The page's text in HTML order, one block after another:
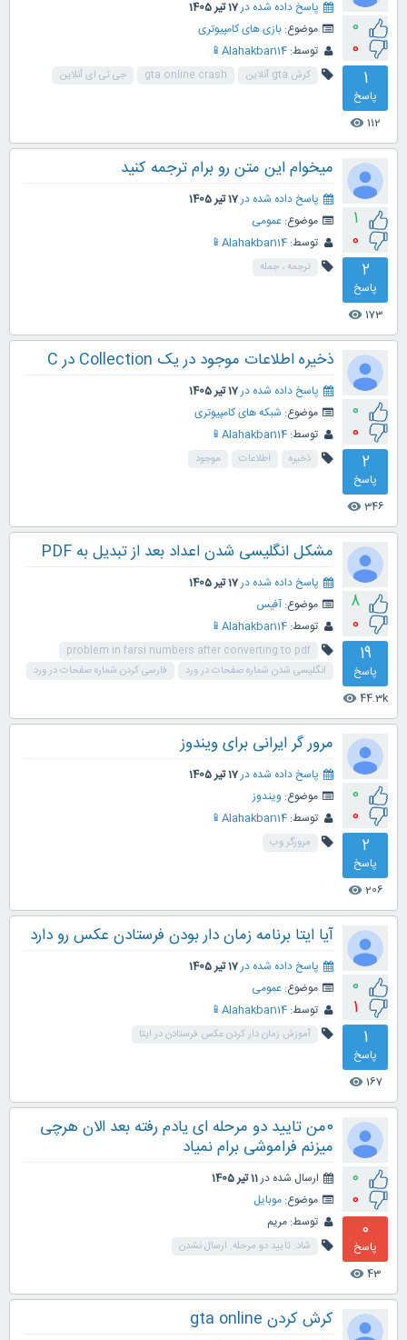
0
0
1
پاسخ
112
visibility
پاسخ داده شده در17 تیر 1405
موضوع: بازی های کامپیوتری
توسط: Alahakbar114📱
کرش gta آنلاین gta online crash جی تی ای آنلاین
1
0
2
پاسخ
173
visibility
میخوام این متن رو برام ترجمه کنید
پاسخ داده شده در17 تیر 1405
موضوع: عمومی
توسط: Alahakbar114📱
ترجمه ، جمله
0
0
2
پاسخ
346
visibility
ذخیره اطلاعات موجود در یک Collection در C
پاسخ داده شده در17 تیر 1405
موضوع: شبکه های کامپیوتری
توسط: Alahakbar114📱
ذخیره اطلاعات موجود
8
0
19
پاسخ
44.3k
visibility
مشکل انگلیسی شدن اعداد بعد از تبدیل به PDF
پاسخ داده شده در17 تیر 1405
موضوع: آفیس
توسط: Alahakbar114📱
problem in farsi numbers after converting to pdf
انگلیسی شدن شماره صفحات در ورد
فارسی کردن شماره صفحات در ورد
0
0
2
پاسخ
206
visibility
مرور گر ایرانی برای ویندوز
پاسخ داده شده در17 تیر 1405
موضوع: ویندوز
توسط: Alahakbar114📱
مرورگر وب
0
1
1
پاسخ
167
visibility
آیا ایتا برنامه زمان دار بودن فرستادن عکس رو دارد
پاسخ داده شده در17 تیر 1405
موضوع: عمومی
توسط: Alahakbar114📱
آموزش زمان دار کردن عکس فرستادن در ایتا
0
0
0
پاسخ
43
visibility
۰من تایید دو مرحله ای یادم رفته بعد الان هرچی
میزنم فراموشی برام نمیاد
ارسال شده در11 تیر 1405
موضوع: موبایل
توسط: مریم
شاد. تایید دو مرحله. ارسال نشدن
کرش کردن gta online